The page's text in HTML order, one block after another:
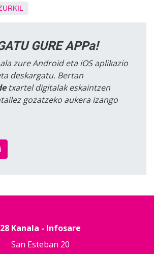
GURE APPa!
zure Android eta iOS aplikazio
deskargatu. Bertan
txartel digitalak eskaintzen
gozatzeko aukera izango
28 Kanala - Infosare
San Esteban 20